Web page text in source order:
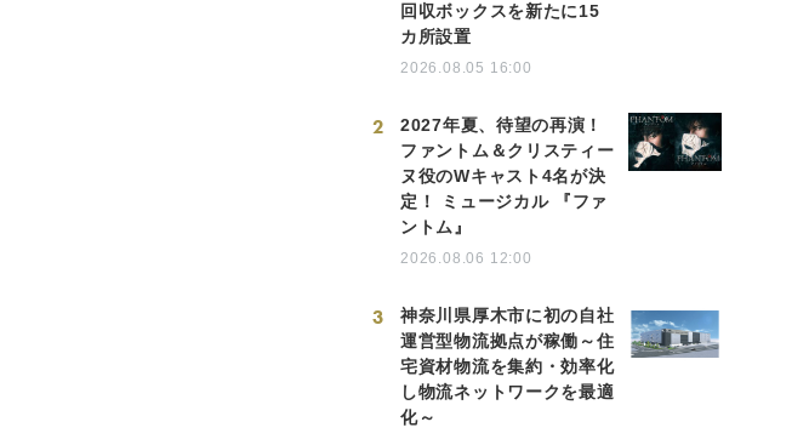
回収ボックスを新たに15
カ所設置
2026.08.05 16:00
2
2027年夏、待望の再演！
ファントム＆クリスティー
ヌ役のWキャスト4名が決
定！ ミュージカル 『ファ
ントム』
2026.08.06 12:00
3
神奈川県厚木市に初の自社
運営型物流拠点が稼働～住
宅資材物流を集約・効率化
し物流ネットワークを最適
化～